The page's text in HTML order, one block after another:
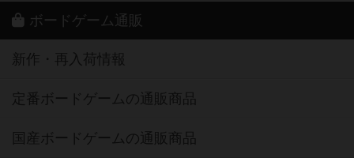
ボードゲーム通販
新作・再入荷情報
定番ボードゲームの通販商品
国産ボードゲームの通販商品